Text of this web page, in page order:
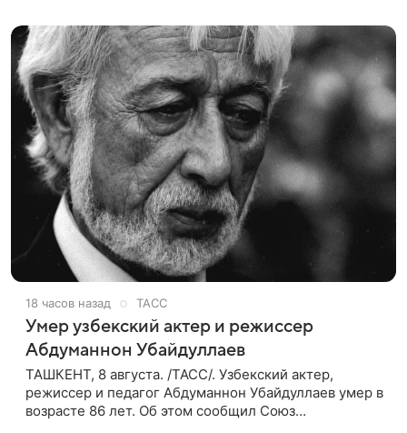
18 часов назад ТАСС
Умер узбекский актер и режиссер
Абдуманнон Убайдуллаев
ТАШКЕНТ, 8 августа. /ТАСС/. Узбекский актер,
режиссер и педагог Абдуманнон Убайдуллаев умер в
возрасте 86 лет. Об этом сообщил Союз